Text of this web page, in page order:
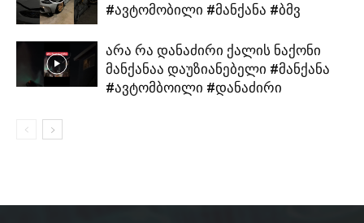
#ავტომობილი #მანქანა #ბმვ
არა რა დანაძირი ქალის ნაქონი
მანქანაა დაუზიანებელი #მანქანა
#ავტომბოილი #დანაძირი